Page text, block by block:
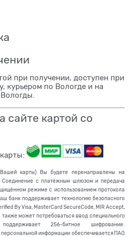
при получении, доступен при
курьером по Вологде и на
сайте картой со
карты) Вы будете перенаправлены на
с платёжным шлюзом и передача
режиме с использованием протокола
банк поддерживает технологию безопасного
By Visa, MasterCard SecureCode, MIR Accept,
может потребоваться ввод специального
256-битное шифрование.
информации обеспечивается ПАО